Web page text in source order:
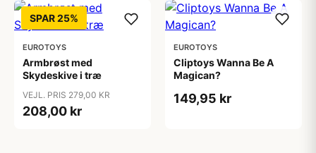
SPAR 25%
EUROTOYS
Armbrøst med
Skydeskive i træ
VEJL. PRIS 279,00 KR
208,00 kr
EUROTOYS
Cliptoys Wanna Be A
Magican?
149,95 kr